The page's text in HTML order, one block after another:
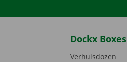
Dockx Boxes
Verhuisdozen